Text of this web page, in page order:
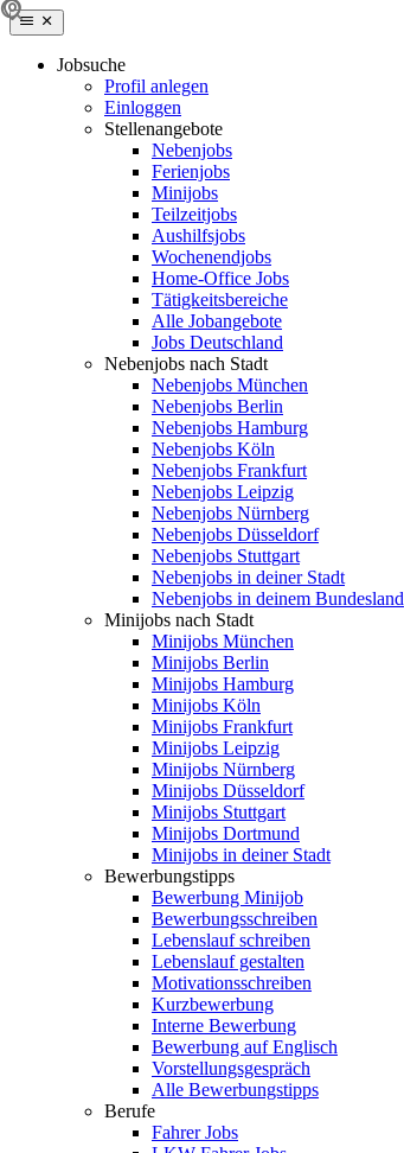
Jobsuche
Profil anlegen
Einloggen
Stellenangebote
Nebenjobs
Ferienjobs
Minijobs
Teilzeitjobs
Aushilfsjobs
Wochenendjobs
Home-Office Jobs
Tätigkeitsbereiche
Alle Jobangebote
Jobs Deutschland
Nebenjobs nach Stadt
Nebenjobs München
Nebenjobs Berlin
Nebenjobs Hamburg
Nebenjobs Köln
Nebenjobs Frankfurt
Nebenjobs Leipzig
Nebenjobs Nürnberg
Nebenjobs Düsseldorf
Nebenjobs Stuttgart
Nebenjobs in deiner Stadt
Nebenjobs in deinem Bundesland
Minijobs nach Stadt
Minijobs München
Minijobs Berlin
Minijobs Hamburg
Minijobs Köln
Minijobs Frankfurt
Minijobs Leipzig
Minijobs Nürnberg
Minijobs Düsseldorf
Minijobs Stuttgart
Minijobs Dortmund
Minijobs in deiner Stadt
Bewerbungstipps
Bewerbung Minijob
Bewerbungsschreiben
Lebenslauf schreiben
Lebenslauf gestalten
Motivationsschreiben
Kurzbewerbung
Interne Bewerbung
Bewerbung auf Englisch
Vorstellungsgespräch
Alle Bewerbungstipps
Berufe
Fahrer Jobs